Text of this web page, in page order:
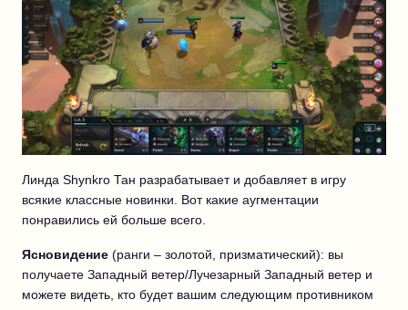
Линда Shynkro Тан разрабатывает и добавляет в игру
всякие классные новинки. Вот какие аугментации
понравились ей больше всего.
Ясновидение (ранги – золотой, призматический): вы
получаете Западный ветер/Лучезарный Западный ветер и
можете видеть, кто будет вашим следующим противником